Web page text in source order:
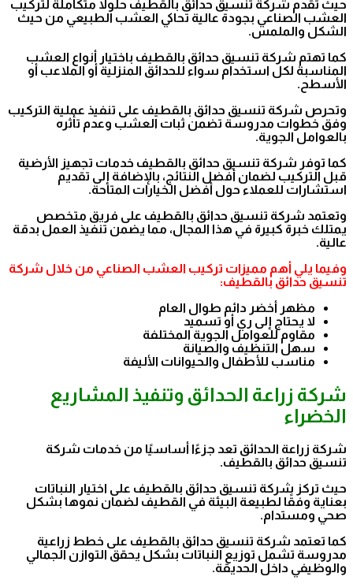
حيث تقدم شركة تنسيق حدائق بالقطيف حلولًا متكاملة لتركيب
العشب الصناعي بجودة عالية تحاكي العشب الطبيعي من حيث
الشكل والملمس.
كما تهتم شركة تنسيق حدائق بالقطيف باختيار أنواع العشب
المناسبة لكل استخدام سواء للحدائق المنزلية أو الملاعب أو
الأسطح.
وتحرص شركة تنسيق حدائق بالقطيف على تنفيذ عملية التركيب
وفق خطوات مدروسة تضمن ثبات العشب وعدم تأثره
بالعوامل الجوية.
كما توفر شركة تنسيق حدائق بالقطيف خدمات تجهيز الأرضية
قبل التركيب لضمان أفضل النتائج، بالإضافة إلى تقديم
استشارات للعملاء حول أفضل الخيارات المتاحة.
وتعتمد شركة تنسيق حدائق بالقطيف على فريق متخصص
يمتلك خبرة كبيرة في هذا المجال، مما يضمن تنفيذ العمل بدقة
عالية.
وفيما يلي أهم مميزات تركيب العشب الصناعي من خلال شركة
تنسيق حدائق بالقطيف:
مظهر أخضر دائم طوال العام
لا يحتاج إلى ري أو تسميد
مقاوم للعوامل الجوية المختلفة
سهل التنظيف والصيانة
مناسب للأطفال والحيوانات الأليفة
شركة زراعة الحدائق وتنفيذ المشاريع
الخضراء
شركة زراعة الحدائق تعد جزءًا أساسيًا من خدمات شركة
تنسيق حدائق بالقطيف.
حيث تركز شركة تنسيق حدائق بالقطيف على اختيار النباتات
بعناية وفقًا لطبيعة البيئة في القطيف لضمان نموها بشكل
صحي ومستدام.
كما تعتمد شركة تنسيق حدائق بالقطيف على خطط زراعية
مدروسة تشمل توزيع النباتات بشكل يحقق التوازن الجمالي
والوظيفي داخل الحديقة.